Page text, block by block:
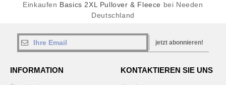
Einkaufen Basics 2XL Pullover & Fleece bei Needen
Deutschland
jetzt abonnieren!
INFORMATION KONTAKTIEREN SIE UNS